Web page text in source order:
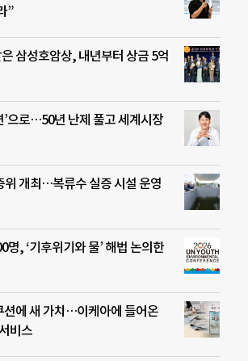
”
삼성호암상, 내년부터 상금 5억
’으로…50년 난제 풀고 세계시장
위 개최…복류수 실증 시설 운영
명, ‘기후위기와 물’ 해법 논의한
션에 새 가치…이케아에 들어온
비스